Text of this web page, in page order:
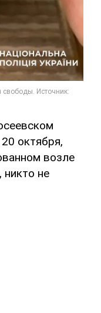
октября,
возле
не